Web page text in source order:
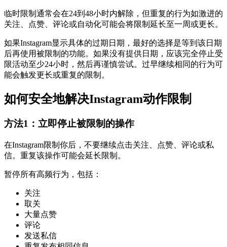
临时限制通常会在24到48小时内解除，但重复的行为如激进的
关注、点赞、评论或自动化可能会将限制延长至一周或更长。
如果Instagram显示具体的过期日期，最好的选择是等到该日期
后再使用被限制的功能。如果没有提供日期，应该完全停止受
限活动至少24小时，然后再谨慎尝试。过早继续相同的行为可
能会触发更长或重复的限制。
如何安全地解决Instagram动作限制
方法1：立即停止被限制的操作
在Instagram限制你后，不要继续点击关注、点赞、评论或私
信。重复该操作可能会延长限制。
暂停所有高频行为，包括：
关注
取关
大量点赞
评论
发送私信